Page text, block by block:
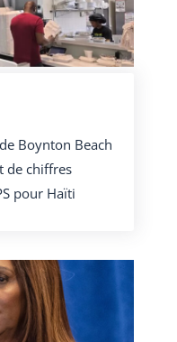
Boynton Beach
de chiffres
pour Haïti